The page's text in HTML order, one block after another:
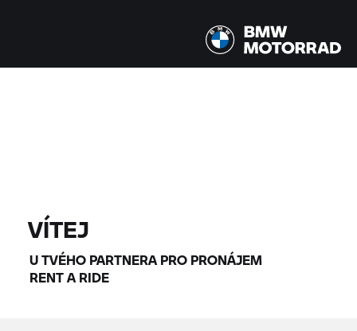
VÍTEJ
U TVÉHO PARTNERA PRO PRONÁJEM
RENT A RIDE